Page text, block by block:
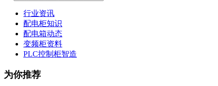
行业资讯
配电柜知识
配电箱动态
变频柜资料
PLC控制柜智造
为你推荐